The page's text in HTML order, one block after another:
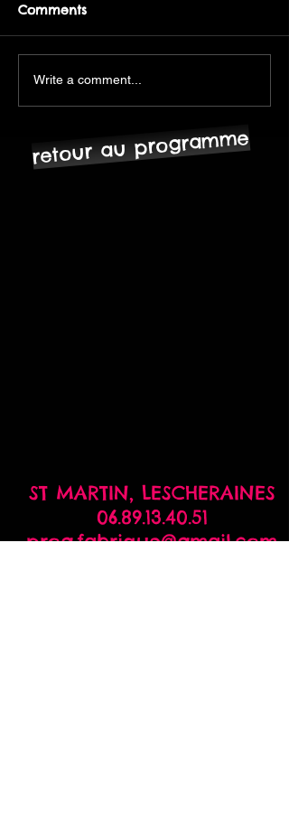
Comments
Write a comment...
retour au programme
ST MARTIN, LESCHERAINES
06.89.13.40.51
prog.fabrique@gmail.com